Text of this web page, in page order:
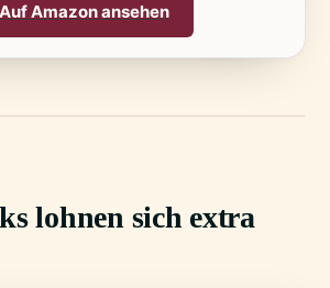
Auf Amazon ansehen
lohnen sich extra